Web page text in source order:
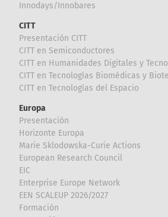
Innodays/Innobares
CITT
Presentación CITT
CITT en Semiconductores
CITT en Humanidades Digitales y
CITT en Tecnologías Biomédicas y
CITT en Tecnologías del Espacio
Europa
Presentación
Horizonte Europa
Marie Sklodowska-Curie Actions
European Research Council
EIC
Enterprise Europe Network
EEN SCALEUP 2026/2027
Formación